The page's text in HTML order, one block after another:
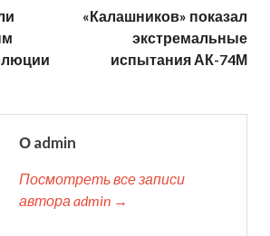
«Калашников» показал
экстремальные
испытания АК-74М
О admin
Посмотреть все записи
автора admin →